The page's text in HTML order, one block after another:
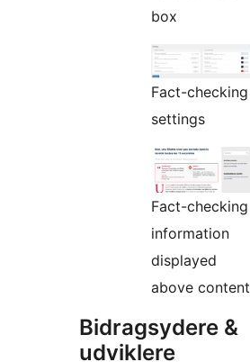
box
Fact-checking
settings
Fact-checking
information
displayed
above content
Bidragsydere &
udviklere